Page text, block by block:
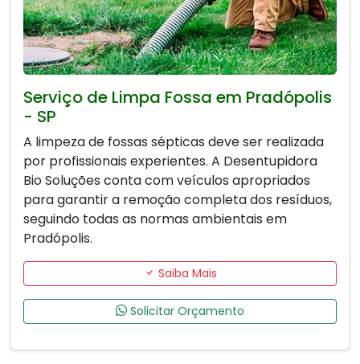
Serviço de Limpa Fossa em Pradópolis
- SP
A limpeza de fossas sépticas deve ser realizada
por profissionais experientes. A Desentupidora
Bio Soluções conta com veículos apropriados
para garantir a remoção completa dos resíduos,
seguindo todas as normas ambientais em
Pradópolis.
Saiba Mais
Solicitar Orçamento